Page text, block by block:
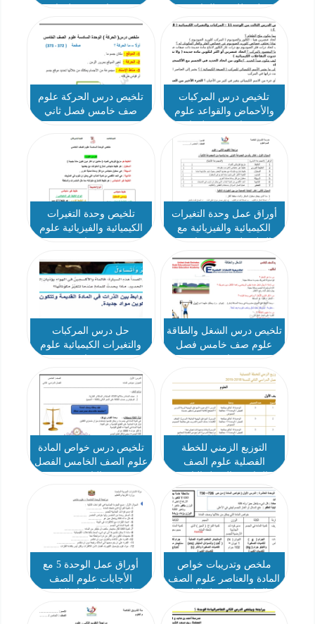
تلخيص درس المركبات
والأحماض والقواعد علوم
تلخيص درس الحركة علوم
صف خامس فصل ثاني
أوراق عمل وحدة التغيرات
الكيميائية والفيزيائية مع
تلخيص وحدة التغيرات
الكيميائية والفيزيائية علوم
تلخيص درس الشغل والطاقة
علوم صف خامس فصل
حل درس المركبات
والتغيرات الكيميائية علوم
التوزيع الزمني للخطة
الفصلية علوم الصف
تلخيص درس خواص المادة
علوم الصف الخامس الفصل
ملخص وتدريبات خواص
المادة والعناصر علوم الصف
أوراق عمل الوحدة 5 مع
الأجابات علوم الصف